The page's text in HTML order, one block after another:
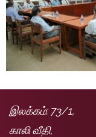
இலக்கம்: 73/1,
காலி வீதி,